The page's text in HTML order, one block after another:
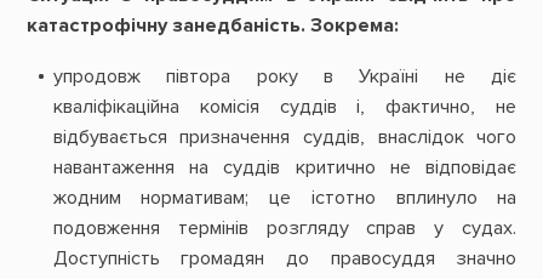
катастрофічну занедбаність. Зокрема:
упродовж півтора року в Україні не діє
кваліфікаційна комісія суддів і, фактично, не
відбувається призначення суддів, внаслідок чого
навантаження на суддів критично не відповідає
жодним нормативам; це істотно вплинуло на
подовження термінів розгляду справ у судах.
Доступність громадян до правосуддя значно